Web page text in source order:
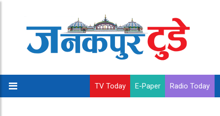
TV Today E-Paper Radio Today